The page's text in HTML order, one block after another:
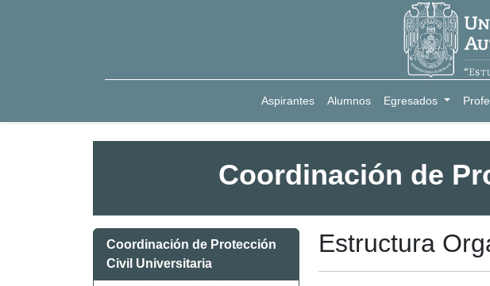
Aspirantes Alumnos Egresados
Coordinación de
Coordinación de Protección
Civil Universitaria
Estructura